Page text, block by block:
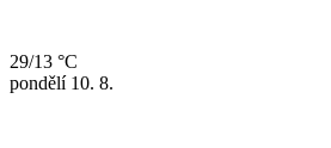
29/13 °C
pondělí 10. 8.